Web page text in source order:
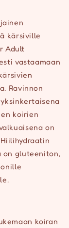
kärsiville
Adult
vastaamaan
Ravinnon
koirien
on
on gluteeniton,
koiran